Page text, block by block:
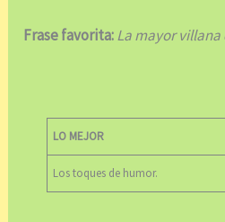
Frase favorita:La mayor villana
LO MEJOR
Los toques de humor.